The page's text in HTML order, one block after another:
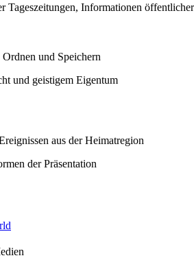
Tageszeitungen, Informationen
und Speichern
und geistigem Eigentum
aus der Heimatregion
der Präsentation